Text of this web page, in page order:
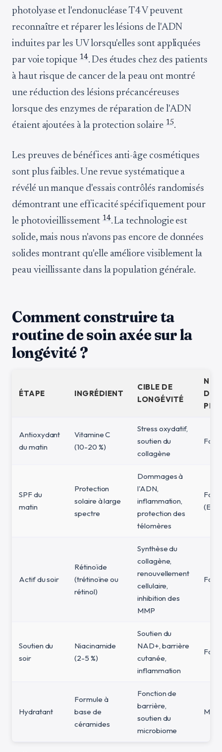
photolyase et l'endonucléase T4 V peuvent
reconnaître et réparer les lésions de l'ADN
induites par les UV lorsqu'elles sont appliquées
par voie topique 14. Des études chez des patients
à haut risque de cancer de la peau ont montré
une réduction des lésions précancéreuses
lorsque des enzymes de réparation de l'ADN
étaient ajoutées à la protection solaire 15.
Les preuves de bénéfices anti-âge cosmétiques
sont plus faibles. Une revue systématique a
révélé un manque d'essais contrôlés randomisés
démontrant une efficacité spécifiquement pour
le photovieillissement 14. La technologie est
solide, mais nous n'avons pas encore de données
solides montrant qu'elle améliore visiblement la
peau vieillissante dans la population générale.
Comment construire ta
routine de soin axée sur la
longévité ?
ÉTAPE INGRÉDIENT
CIBLE DE
LONGÉVITÉ
DE
Antioxydant
du matin
Vitamine C
(10-20 %)
Stress oxydatif,
soutien du
collagène
Fort
SPF du
matin
Protection
solaire à large
spectre
Dommages à
l'ADN,
inflammation,
protection des
télomères
Fort
Actif du soir
Rétinoïde
(trétinoïne ou
rétinol)
Synthèse du
collagène,
renouvellement
cellulaire,
inhibition des
MMP
Fort
Soutien du
soir
Niacinamide
(2-5 %)
Soutien du
NAD+, barrière
cutanée,
inflammation
Fort
Hydratant
Formule à
base de
céramides
Fonction de
barrière,
soutien du
microbiome